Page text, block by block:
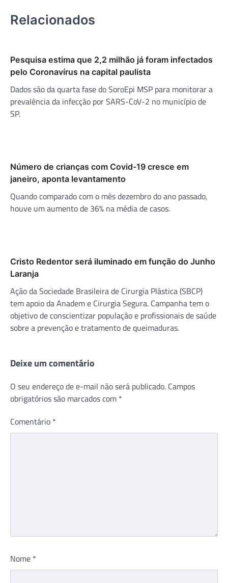
Relacionados
Pesquisa estima que 2,2 milhão já foram infectados
pelo Coronavírus na capital paulista
Dados são da quarta fase do SoroEpi MSP para monitorar a
prevalência da infecção por SARS-CoV-2 no município de
SP.
Número de crianças com Covid-19 cresce em
janeiro, aponta levantamento
Quando comparado com o mês dezembro do ano passado,
houve um aumento de 36% na média de casos.
Cristo Redentor será iluminado em função do Junho
Laranja
Ação da Sociedade Brasileira de Cirurgia Plástica (SBCP)
tem apoio da Anadem e Cirurgia Segura. Campanha tem o
objetivo de conscientizar população e profissionais de saúde
sobre a prevenção e tratamento de queimaduras.
Deixe um comentário
O seu endereço de e-mail não será publicado. Campos
obrigatórios são marcados com *
Comentário *
Nome *